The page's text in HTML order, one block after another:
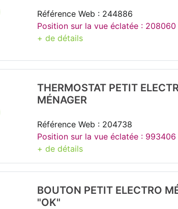
Référence Web : 244886
Position sur la vue éclatée : 208060
+ de détails
THERMOSTAT PETIT
MÉNAGER
Référence Web : 204738
Position sur la vue éclatée : 993406
+ de détails
BOUTON PETIT ELECTRO
"OK"